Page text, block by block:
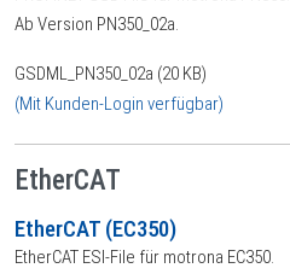
Ab Version PN350_02a.
GSDML_PN350_02a (20 KB)
(Mit Kunden-Login verfügbar)
EtherCAT
EtherCAT (EC350)
EtherCAT ESI-File für motrona EC350.